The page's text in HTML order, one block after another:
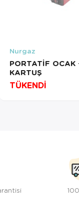
Nurgaz
PORTATİF OCAK
KARTUŞ
TÜKENDİ